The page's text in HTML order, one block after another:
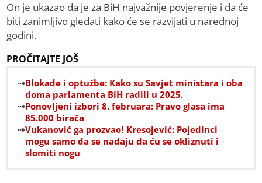
On je ukazao da je za BiH najvažnije povjerenje i da će
biti zanimljivo gledati kako će se razvijati u narednoj
godini.
PROČITAJTE JOŠ
Blokade i optužbe: Kako su Savjet ministara i oba
doma parlamenta BiH radili u 2025.
Ponovljeni izbori 8. februara: Pravo glasa ima
85.000 birača
Vukanović ga prozvao! Kresojević: Pojedinci
mogu samo da se nadaju da ću se okliznuti i
slomiti nogu